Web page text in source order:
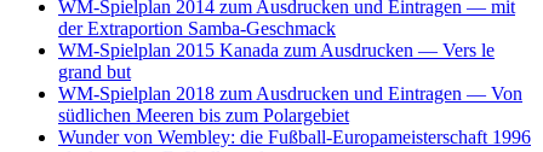
WM-Spielplan 2014 zum Ausdrucken und Eintragen — mit
der Extraportion Samba-Geschmack
WM-Spielplan 2015 Kanada zum Ausdrucken — Vers le
grand but
WM-Spielplan 2018 zum Ausdrucken und Eintragen — Von
südlichen Meeren bis zum Polargebiet
Wunder von Wembley: die Fußball-Europameisterschaft 1996